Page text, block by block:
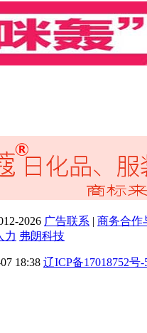
2026 广告联系 | 商务合作
力 弗朗科技
18:38 辽ICP备17018752号-